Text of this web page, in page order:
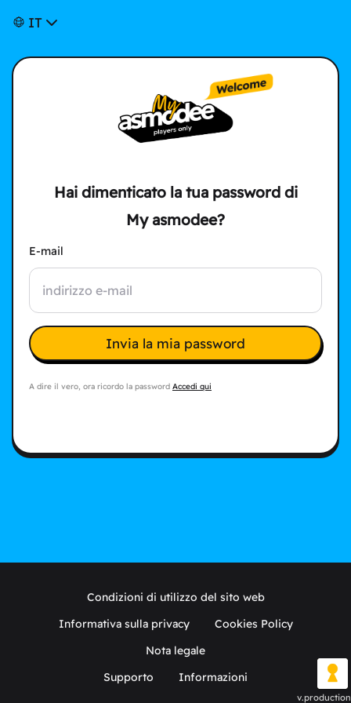
IT
Hai dimenticato la tua password di
My asmodee?
E-mail
Invia la mia password
A dire il vero, ora ricordo la password Accedi qui
Condizioni di utilizzo del sito web
Informativa sulla privacy
Cookies Policy
Nota legale
Supporto
Informazioni
v.production